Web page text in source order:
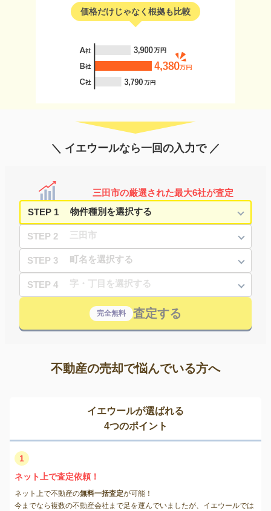
価格だけじゃなく根拠も比較
＼ イエウールなら一回の入力で ／
三田市の厳選された最大6社が査定
STEP 1
STEP 2
STEP 3
STEP 4
完全無料 査定する
不動産の売却で悩んでいる方へ
イエウールが選ばれる
4つのポイント
1
ネット上で査定依頼！
ネット上で不動産の無料一括査定が可能！
今までなら複数の不動産会社まで足を運んでいましたが、イエウールでは